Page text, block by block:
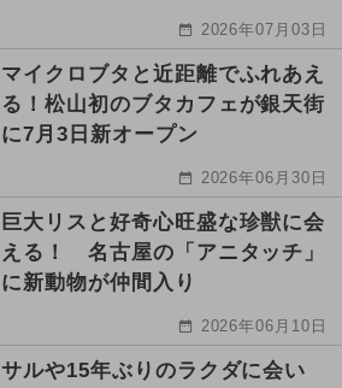
2026年07月03日
マイクロブタと近距離でふれあえ
る！松山初のブタカフェが銀天街
に7月3日新オープン
2026年06月30日
巨大リスと好奇心旺盛な珍獣に会
える！ 名古屋の「アニタッチ」
に新動物が仲間入り
2026年06月10日
サルや15年ぶりのラクダに会い